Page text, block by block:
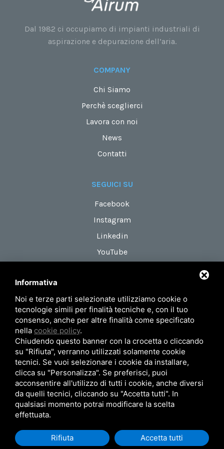
Informativa
Noi e terze parti selezionate utilizziamo cookie o
tecnologie simili per finalità tecniche e, con il tuo
consenso, anche per altre finalità come specificato
nella cookie policy.
Chiudendo questo banner con la crocetta o cliccando
su "Rifiuta", verranno utilizzati solamente cookie
tecnici. Se vuoi selezionare i cookie da installare,
clicca su "Personalizza". Se preferisci, puoi
acconsentire all'utilizzo di tutti i cookie, anche diversi
da quelli tecnici, cliccando su "Accetta tutti". In
qualsiasi momento potrai modificare la scelta
effettuata.
Rifiuta Accetta tutti
Dal 1982 ci occupiamo di impianti industriali di
aspirazione e depurazione dell’aria.
COMPANY
Chi Siamo
Perchè sceglierci
Lavora con noi
News
Contatti
SEGUICI SU
Facebook
Instagram
Linkedin
YouTube
Via Maestri del Lavoro, 18
zona Roveri 2
40138 Bologna (Italy)
Privacy Policy Mappa del sito
© 2026 AIRUM SRL - P.Iva 02371101201